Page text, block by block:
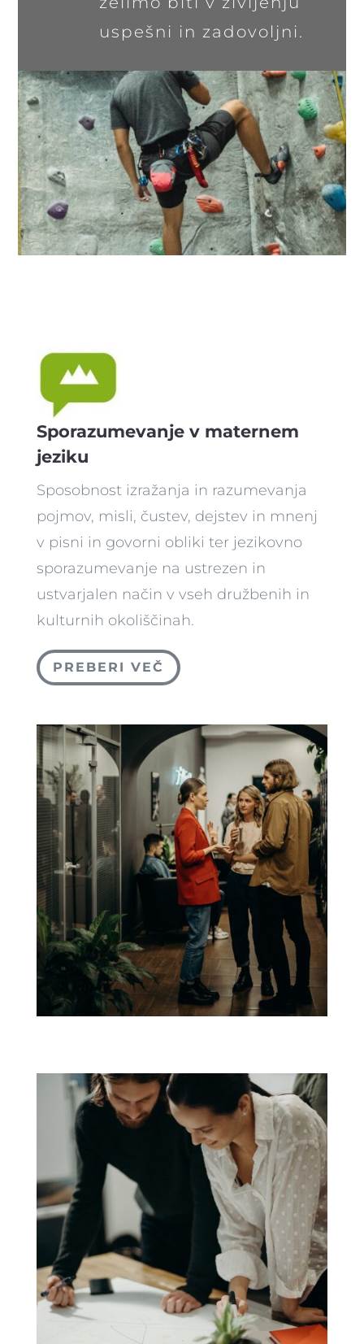
uspešni in zadovoljni.
Sporazumevanje v maternem
jeziku
Sposobnost izražanja in razumevanja
pojmov, misli, čustev, dejstev in mnenj
v pisni in govorni obliki ter jezikovno
sporazumevanje na ustrezen in
ustvarjalen način v vseh družbenih in
kulturnih okoliščinah.
PREBERI VEČ